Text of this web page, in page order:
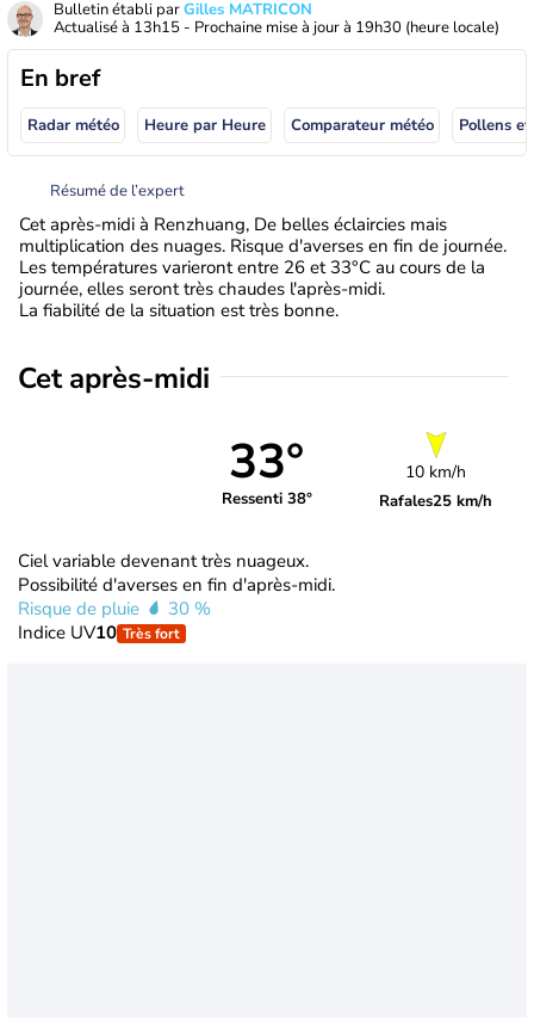
Bulletin établi parGilles MATRICON
Actualisé à 13h15 - Prochaine mise à jour à 19h30 (heure locale)
En bref
Radar météo Heure par Heure Comparateur météo Pollens
Résumé de l’expert
Cet après-midi à Renzhuang, De belles éclaircies mais
multiplication des nuages. Risque d'averses en fin de journée.
Les températures varieront entre 26 et 33°C au cours de la
journée, elles seront très chaudes l'après-midi.
La fiabilité de la situation est très bonne.
Cet après-midi
33°
Ressenti 38°
10 km/h
Rafales25 km/h
Ciel variable devenant très nuageux.
Possibilité d'averses en fin d'après-midi.
Risque de pluie
30 %
Indice UV10 Très fort